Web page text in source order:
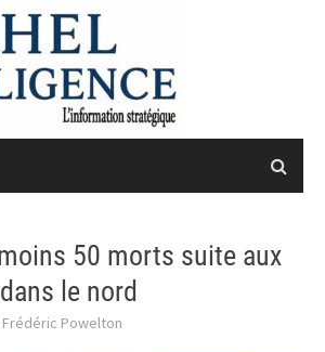
50 morts suite aux
le nord
Frédéric Powelton